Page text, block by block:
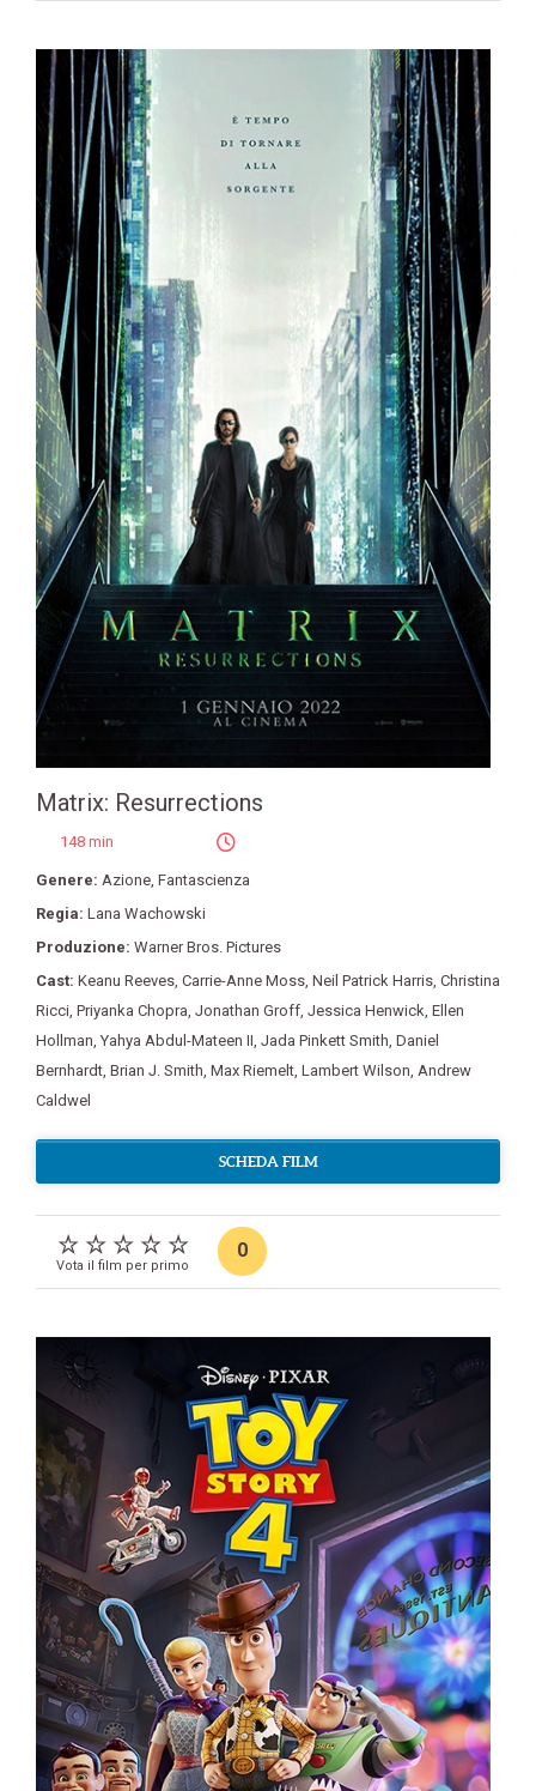
Matrix: Resurrections
148 min
Genere: Azione, Fantascienza
Regia: Lana Wachowski
Produzione: Warner Bros. Pictures
Cast: Keanu Reeves, Carrie-Anne Moss, Neil Patrick Harris, Christina
Ricci, Priyanka Chopra, Jonathan Groff, Jessica Henwick, Ellen
Hollman, Yahya Abdul-Mateen II, Jada Pinkett Smith, Daniel
Bernhardt, Brian J. Smith, Max Riemelt, Lambert Wilson, Andrew
Caldwel
SCHEDA FILM
Vota il film per primo
0